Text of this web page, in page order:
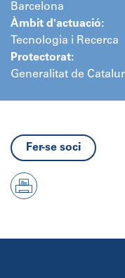
Barcelona
Àmbit d'actuació:
Tecnologia i Recerca
Protectorat:
Generalitat de
Fer-se soci